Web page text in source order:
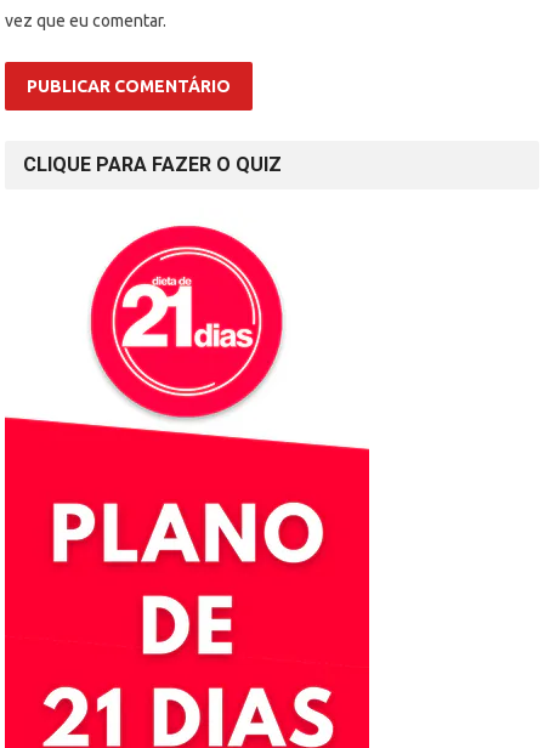
vez que eu comentar.
CLIQUE PARA FAZER O QUIZ